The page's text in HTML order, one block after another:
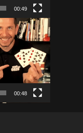
00:49
00:48